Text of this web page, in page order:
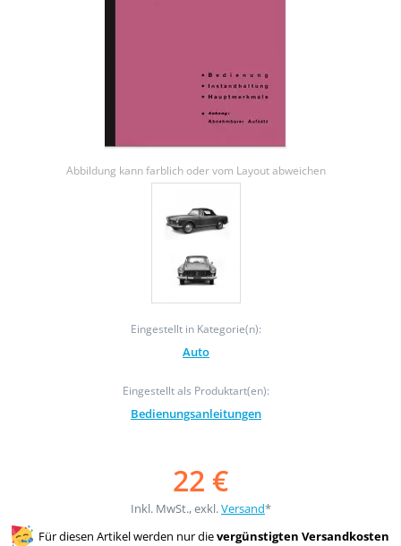
Abbildung kann farblich oder vom Layout abweichen
Eingestellt in Kategorie(n):
Auto
Eingestellt als Produktart(en):
Bedienungsanleitungen
22 €
Inkl. MwSt., exkl.Versand*
Für diesen Artikel werden nur dievergünstigten Versandkosten